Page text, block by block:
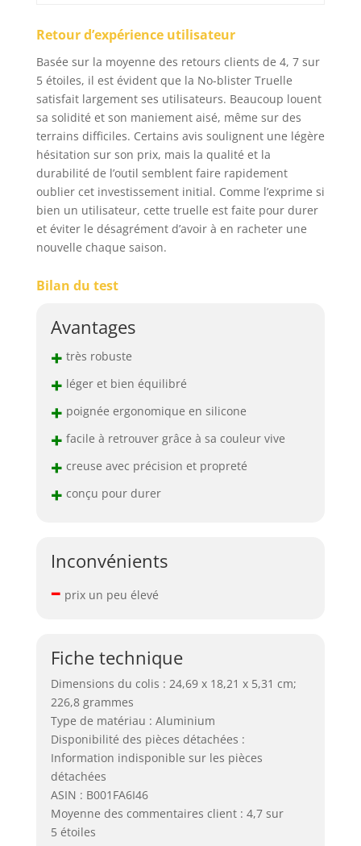
Retour d’expérience utilisateur
Basée sur la moyenne des retours clients de 4, 7 sur
5 étoiles, il est évident que la No-blister Truelle
satisfait largement ses utilisateurs. Beaucoup louent
sa solidité et son maniement aisé, même sur des
terrains difficiles. Certains avis soulignent une légère
hésitation sur son prix, mais la qualité et la
durabilité de l’outil semblent faire rapidement
oublier cet investissement initial. Comme l’exprime si
bien un utilisateur, cette truelle est faite pour durer
et éviter le désagrément d’avoir à en racheter une
nouvelle chaque saison.
Bilan du test
Avantages
+ très robuste
+ léger et bien équilibré
+ poignée ergonomique en silicone
+ facile à retrouver grâce à sa couleur vive
+ creuse avec précision et propreté
+ conçu pour durer
Inconvénients
– prix un peu élevé
Fiche technique
Dimensions du colis : 24,69 x 18,21 x 5,31 cm;
226,8 grammes
Type de matériau : Aluminium
Disponibilité des pièces détachées :
Information indisponible sur les pièces
détachées
ASIN : B001FA6I46
Moyenne des commentaires client : 4,7 sur
5 étoiles